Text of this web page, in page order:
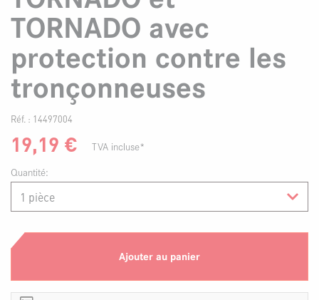
TORNADO avec
protection contre les
tronçonneuses
Réf. : 14497004
19,19 €
TVA incluse*
Quantité:
Ajouter au panier